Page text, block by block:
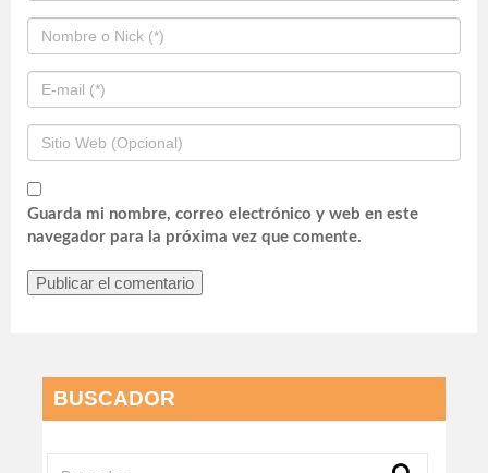
Guarda mi nombre, correo electrónico y web en este
navegador para la próxima vez que comente.
BUSCADOR